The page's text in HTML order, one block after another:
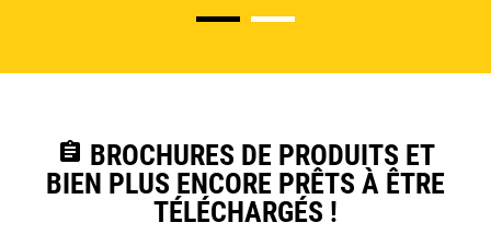
assignment BROCHURES DE PRODUITS ET
BIEN PLUS ENCORE PRÊTS À ÊTRE
TÉLÉCHARGÉS !